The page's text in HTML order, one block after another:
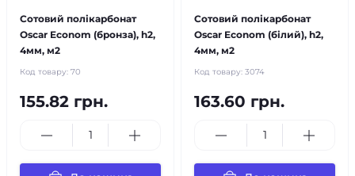
Сотовий полікарбонат
Oscar Econom (бронза), h2,
4мм, м2
Код товару: 70
155.82 грн.
Сотовий полікарбонат
Oscar Econom (білий), h2,
4мм, м2
Код товару: 3074
163.60 грн.